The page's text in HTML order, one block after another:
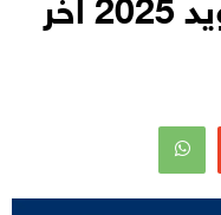
لتنقيح الصورة للاندرويد 2025 اخر